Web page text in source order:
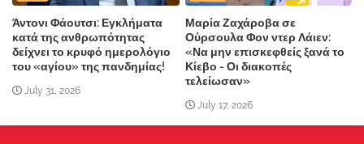
Άντονι Φάουτσι: Εγκλήματα
κατά της ανθρωπότητας
δείχνει το κρυφό ημερολόγιο
του «αγίου» της πανδημίας!
July 31, 2026
Μαρία Ζαχάροβα σε
Ούρσουλα Φον ντερ Λάιεν:
«Να μην επισκεφθείς ξανά το
Κίεβο - Οι διακοπές
τελείωσαν»
July 17, 2026